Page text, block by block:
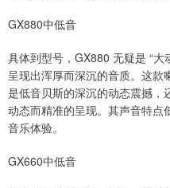
GX880中低音
具体到型号，GX880 无疑是 “
呈现出浑厚而深沉的音质。这
是低音贝斯的深沉的动态震撼，
动态而精准的呈现。其声音特点
音乐体验。
GX660中低音